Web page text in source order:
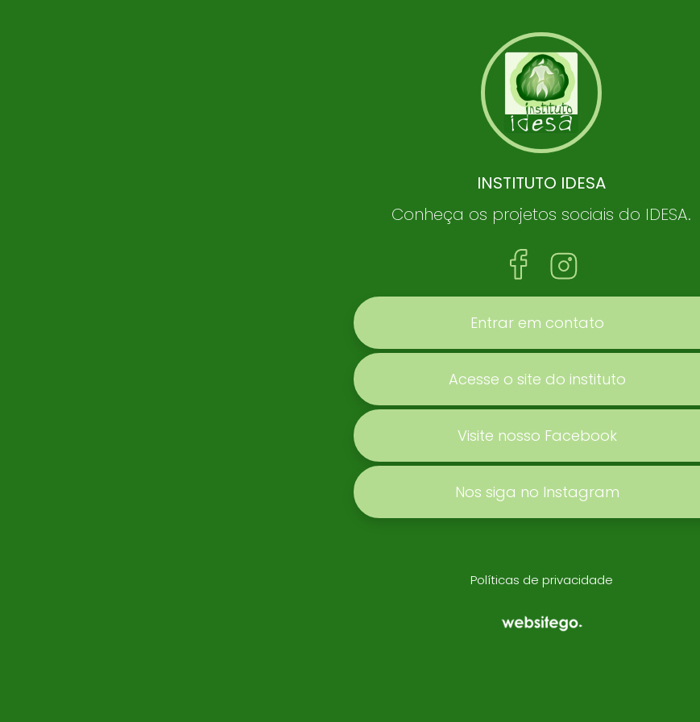
INSTITUTO IDESA
Conheça os projetos sociais do IDESA.
Entrar em contato
Acesse o site do instituto
Visite nosso Facebook
Nos siga no Instagram
Políticas de privacidade